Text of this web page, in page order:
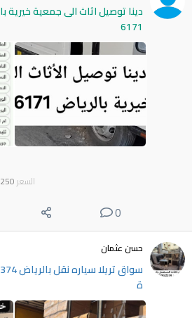
6171
السعر 250
0
حسن عثمان
ة